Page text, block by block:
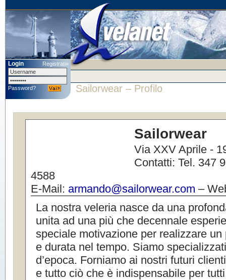
Login Registrati»
Password? Sailorwear – Profilo
Sailorwear
Via XXV Aprile -
Contatti: Tel. 347
4588
E-Mail: armando@sailorwear.com –
La nostra veleria nasce da una
unita ad una più che decennale
speciale motivazione per realizzare un
e durata nel tempo. Siamo
d’epoca. Forniamo ai nostri futuri
e tutto ciò che è indispensabile per